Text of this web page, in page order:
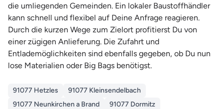
die umliegenden Gemeinden. Ein lokaler Baustoffhändler
kann schnell und flexibel auf Deine Anfrage reagieren.
Durch die kurzen Wege zum Zielort profitierst Du von
einer zügigen Anlieferung. Die Zufahrt und
Entlademöglichkeiten sind ebenfalls gegeben, ob Du nun
lose Materialien oder Big Bags benötigst.
91077 Hetzles
91077 Kleinsendelbach
91077 Neunkirchen a Brand
91077 Dormitz